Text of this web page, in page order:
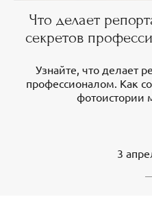
Что делает
секретов
Узнайте, что делает
профессионалом. Как
фотоистории
3